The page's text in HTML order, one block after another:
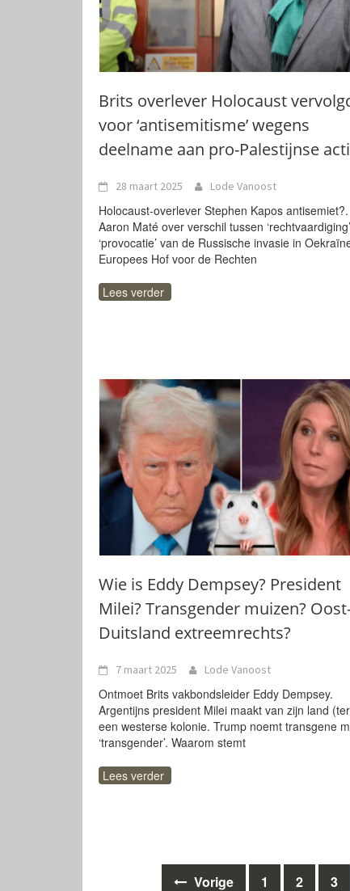
Brits overlever Holocaust
voor ‘antisemitisme’ wegens
deelname aan pro-Palestijnse
28 maart 2025 Lode Vanoost
Holocaust-overlever Stephen Kapos antisemiet?.
Aaron Maté over verschil tussen
‘provocatie’ van de Russische invasie in
Europees Hof voor de Rechten
Lees verder
Wie is Eddy Dempsey? President
Milei? Transgender muizen?
Duitsland extreemrechts?
7 maart 2025 Lode Vanoost
Ontmoet Brits vakbondsleider Eddy Dempsey.
Argentijns president Milei maakt van zijn land
een westerse kolonie. Trump noemt transgene
‘transgender’. Waarom stemt
Lees verder
Vorige 1 2 3